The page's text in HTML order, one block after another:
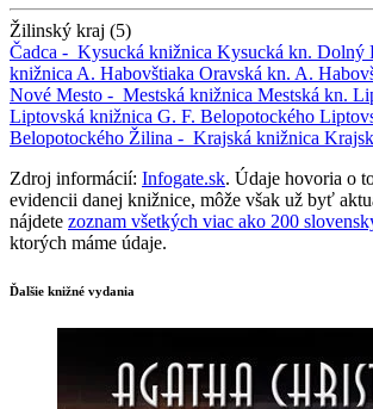
Žilinský kraj (5)
Čadca - Kysucká knižnica Kysucká kn. Dolný
knižnica A. Habovštiaka Oravská kn. A.
Nové Mesto - Mestská knižnica Mestská kn.
Liptovská knižnica G. F. Belopotockého
Belopotockého Žilina - Krajská knižnica
Zdroj informácií: Infogate.sk. Údaje hovoria o
evidencii danej knižnice, môže však už byť
nájdete zoznam všetkých viac ako 200
ktorých máme údaje.
Ďalšie knižné vydania